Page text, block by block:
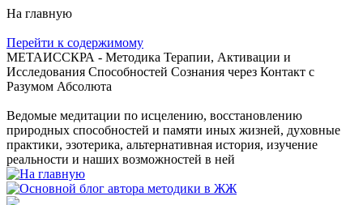
На главную
Перейти к содержимому
МЕТАИССКРА - Методика Терапии, Активации и
Исследования Способностей Сознания через Контакт с
Разумом Абсолюта
Ведомые медитации по исцелению, восстановлению
природных способностей и памяти иных жизней, духовные
практики, эзотерика, альтернативная история, изучение
реальности и наших возможностей в ней